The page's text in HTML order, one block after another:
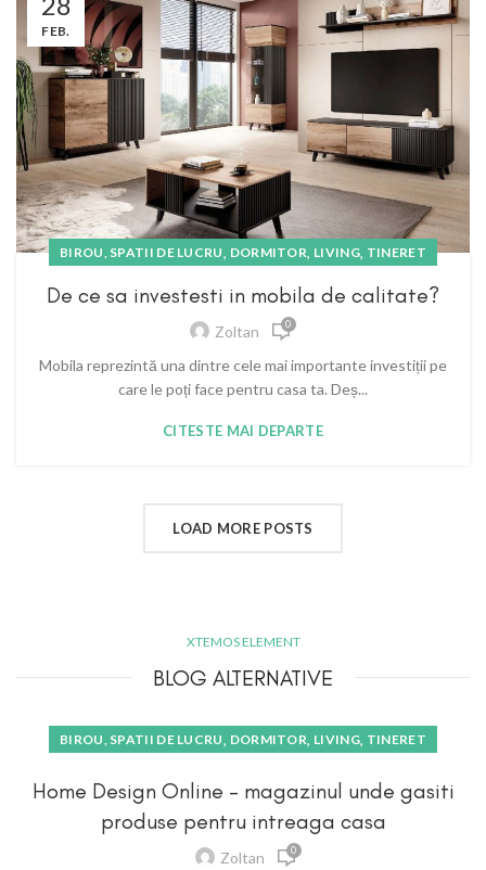
FEB.
BIROU, SPATII DE LUCRU, DORMITOR, LIVING, TINERET
De ce sa investesti in mobila de calitate?
Zoltan 0
Mobila reprezintă una dintre cele mai importante investiții pe
care le poți face pentru casa ta. Deș...
CITESTE MAI DEPARTE
LOAD MORE POSTS
XTEMOS ELEMENT
BLOG ALTERNATIVE
BIROU, SPATII DE LUCRU, DORMITOR, LIVING, TINERET
Home Design Online – magazinul unde gasiti
produse pentru intreaga casa
Zoltan 0